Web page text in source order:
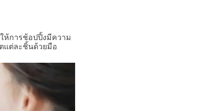
ห้การช้อปปิ้งมีความ
แต่ละชิ้นด้วยมือ